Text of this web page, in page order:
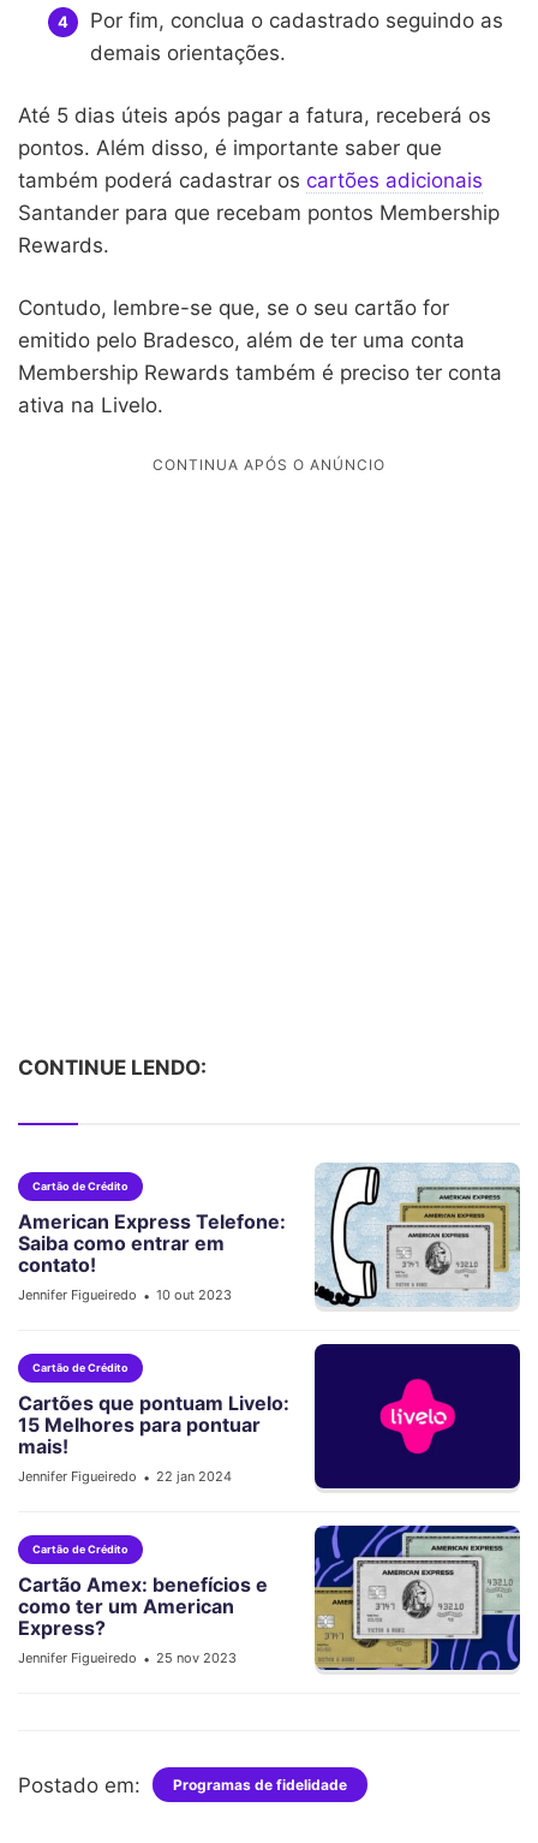
Por fim, conclua o cadastrado seguindo as
demais orientações.
Até 5 dias úteis após pagar a fatura, receberá os
pontos. Além disso, é importante saber que
também poderá cadastrar os cartões adicionais
Santander para que recebam pontos Membership
Rewards.
Contudo, lembre-se que, se o seu cartão for
emitido pelo Bradesco, além de ter uma conta
Membership Rewards também é preciso ter conta
ativa na Livelo.
CONTINUE LENDO:
Cartão de Crédito
American Express Telefone:
Saiba como entrar em
contato!
Jennifer Figueiredo • 10 out 2023
Cartão de Crédito
Cartões que pontuam Livelo:
15 Melhores para pontuar
mais!
Jennifer Figueiredo • 22 jan 2024
Cartão de Crédito
Cartão Amex: benefícios e
como ter um American
Express?
Jennifer Figueiredo • 25 nov 2023
Postado em: Programas de fidelidade